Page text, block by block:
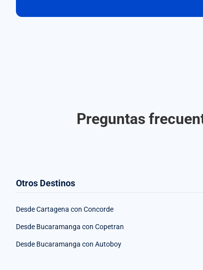
Preguntas
Otros Destinos
Desde Cartagena con Concorde
Desde Bucaramanga con Copetran
Desde Bucaramanga con Autoboy